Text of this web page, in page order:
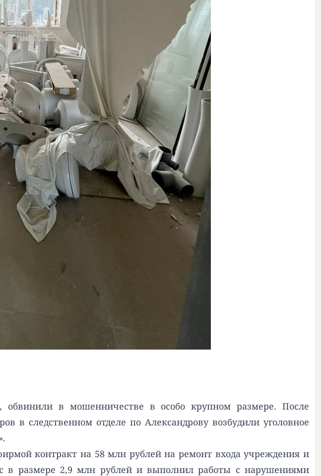
в мошенничестве в особо крупном размере. После
в следственном отделе по Александрову возбудили уголовное
контракт на 58 млн рублей на ремонт входа учреждения и
в размере 2,9 млн рублей и выполнил работы с нарушениями